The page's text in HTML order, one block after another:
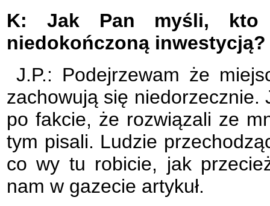
K: Jak Pan myśli, kto
niedokończoną inwestycją?
J.P.: Podejrzewam że
zachowują się niedorzecznie.
po fakcie, że rozwiązali ze
tym pisali. Ludzie
co wy tu robicie, jak
nam w gazecie artykuł.